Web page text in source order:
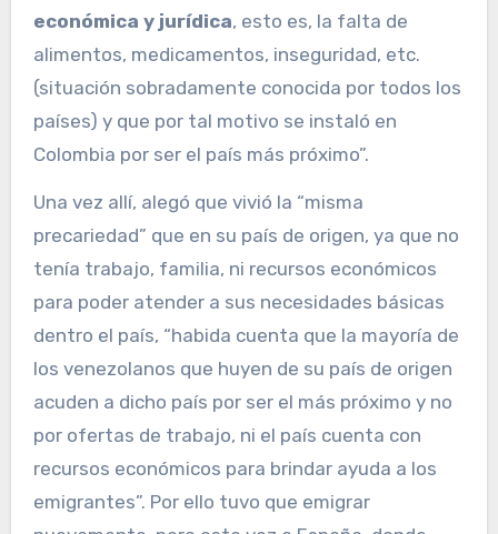
económica y jurídica, esto es, la falta de
alimentos, medicamentos, inseguridad, etc.
(situación sobradamente conocida por todos los
países) y que por tal motivo se instaló en
Colombia por ser el país más próximo”.
Una vez allí, alegó que vivió la “misma
precariedad” que en su país de origen, ya que no
tenía trabajo, familia, ni recursos económicos
para poder atender a sus necesidades básicas
dentro el país, “habida cuenta que la mayoría de
los venezolanos que huyen de su país de origen
acuden a dicho país por ser el más próximo y no
por ofertas de trabajo, ni el país cuenta con
recursos económicos para brindar ayuda a los
emigrantes”. Por ello tuvo que emigrar